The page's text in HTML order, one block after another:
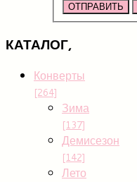
ОТПРАВИТЬ
КАТАЛОГ,
Конверты
[264]
Зима
[137]
Демисезон
[142]
Лето